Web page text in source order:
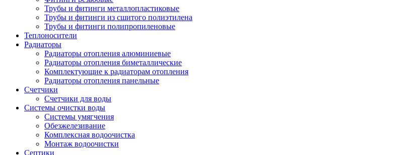
Трубы и фитинги металлопластиковые
Трубы и фитинги из сшитого полиэтилена
Трубы и фитинги полипропиленовые
Теплоносители
Радиаторы
Радиаторы отопления алюминиевые
Радиаторы отопления биметаллические
Комплектующие к радиаторам отопления
Радиаторы отопления панельные
Cчетчики
Счетчики для воды
Системы очистки воды
Системы умягчения
Обезжелезивание
Комплексная водоочистка
Монтаж водоочистки
Септики